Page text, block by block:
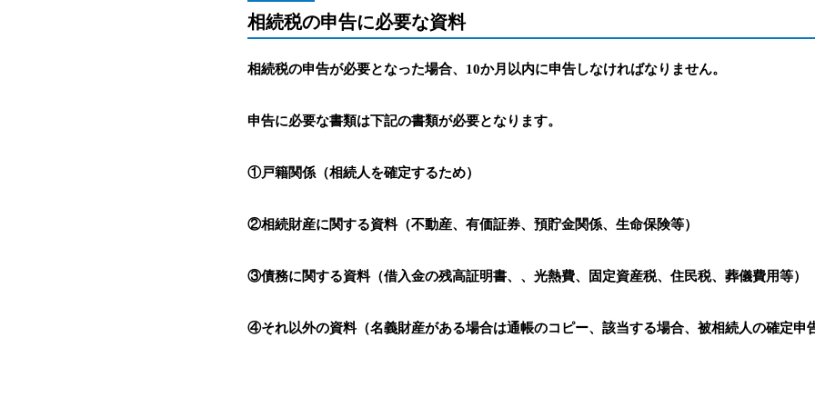
相続税の申告に必要な資料
相続税の申告が必要となった場合、10か月以内に申告しなければなりません。
申告に必要な書類は下記の書類が必要となります。
①戸籍関係（相続人を確定するため）
②相続財産に関する資料（不動産、有価証券、預貯金関係、生命保険等）
③債務に関する資料（借入金の残高証明書、、光熱費、固定資産税、住民税、葬儀費用等）
④それ以外の資料（名義財産がある場合は通帳のコピー、該当する場合、被相続人の確定申